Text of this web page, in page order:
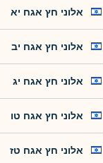
אלוני חץ אגח יא
אלוני חץ אגח יב
אלוני חץ אגח יג
אלוני חץ אגח טו
אלוני חץ אגח טז